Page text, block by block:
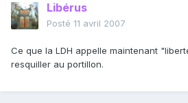
Libérus
Posté 11 avril 2007
Ce que la LDH appelle maintenant
resquiller au portillon.